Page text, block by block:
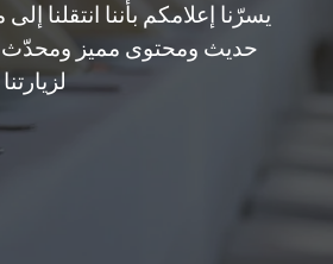
يسرّنا إعلامكم بأننا انتقلنا
حديث ومحتوى مميز ومحدّث